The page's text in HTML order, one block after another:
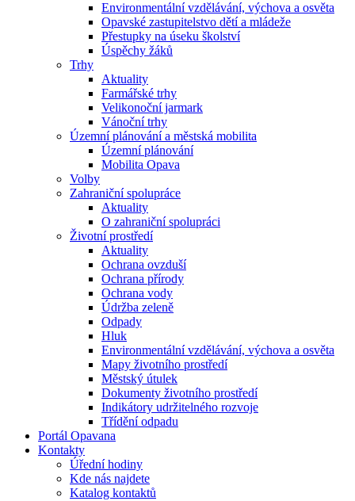
Environmentální vzdělávání, výchova a osvěta
Opavské zastupitelstvo dětí a mládeže
Přestupky na úseku školství
Úspěchy žáků
Trhy
Aktuality
Farmářské trhy
Velikonoční jarmark
Vánoční trhy
Územní plánování a městská mobilita
Územní plánování
Mobilita Opava
Volby
Zahraniční spolupráce
Aktuality
O zahraniční spolupráci
Životní prostředí
Aktuality
Ochrana ovzduší
Ochrana přírody
Ochrana vody
Údržba zeleně
Odpady
Hluk
Environmentální vzdělávání, výchova a osvěta
Mapy životního prostředí
Městský útulek
Dokumenty životního prostředí
Indikátory udržitelného rozvoje
Třídění odpadu
Portál Opavana
Kontakty
Úřední hodiny
Kde nás najdete
Katalog kontaktů